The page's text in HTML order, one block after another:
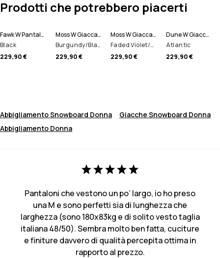
Prodotti che potrebbero piacerti
Fawk W Pantaloni Snowboard Donna
Black
229,90 €
Moss W Giacca Snowboard Donna
Burgundy/Black
229,90 €
Moss W Giacca Snowboard Donna
Faded Violet/Black
229,90 €
Dune W Giacca Sci Donna
Atlantic
229,90 €
Abbigliamento Snowboard Donna
Giacche Snowboard Donna
Abbigliamento Donna
Pantaloni che vestono un po’ largo, io ho preso
una M e sono perfetti sia di lunghezza che
larghezza (sono 180x83kg e di solito vesto taglia
italiana 48/50). Sembra molto ben fatta, cuciture
e finiture davvero di qualità percepita ottima in
rapporto al prezzo.